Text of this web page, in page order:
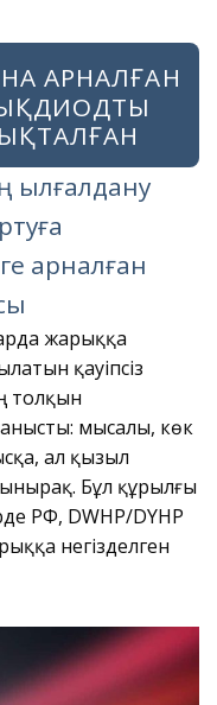
АРНАЛҒАН
ылғалдану
арналған
жарыққа
қауіпсіз
толқын
мысалы, көк
ал қызыл
Бұл құрылғы
РФ, DWHP/DYHP
негізделген